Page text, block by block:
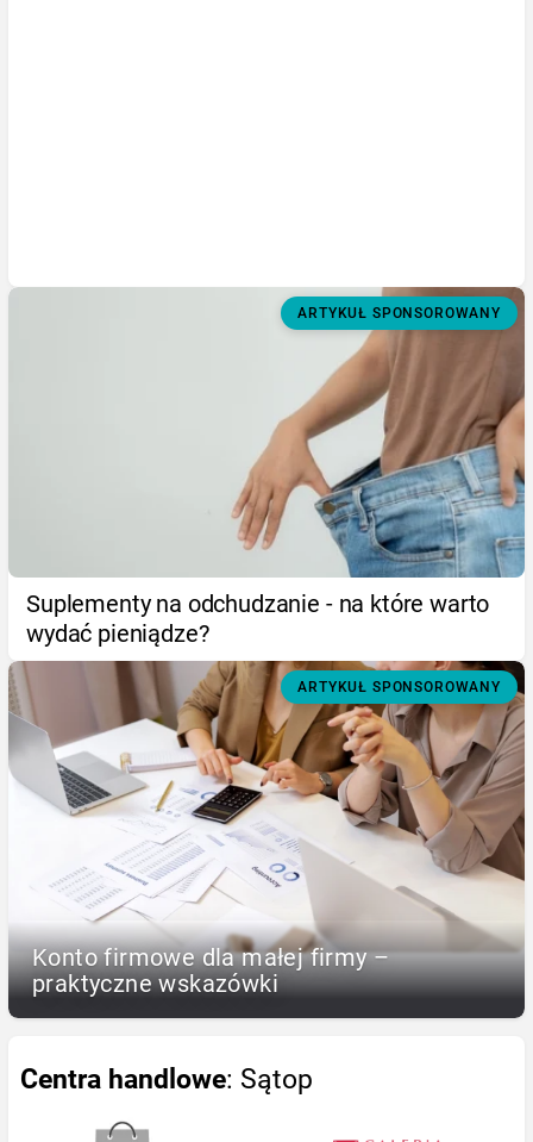
ARTYKUŁ SPONSOROWANY
Suplementy na odchudzanie - na które warto
wydać pieniądze?
ARTYKUŁ SPONSOROWANY
Konto firmowe dla małej firmy –
praktyczne wskazówki
Centra handlowe: Sątop